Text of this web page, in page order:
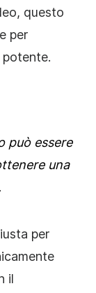
questo
per
potente.
può essere
una
per
il